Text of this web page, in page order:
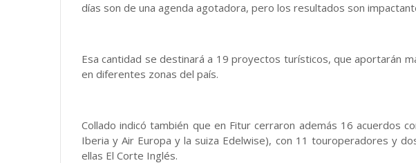
días son de una agenda agotadora, pero los resultados son
Esa cantidad se destinará a 19 proyectos turísticos, que aportarán
en diferentes zonas del país.
Collado indicó también que en Fitur cerraron además 16 acuerdos
Iberia y Air Europa y la suiza Edelwise), con 11 touroperadores y
ellas El Corte Inglés.